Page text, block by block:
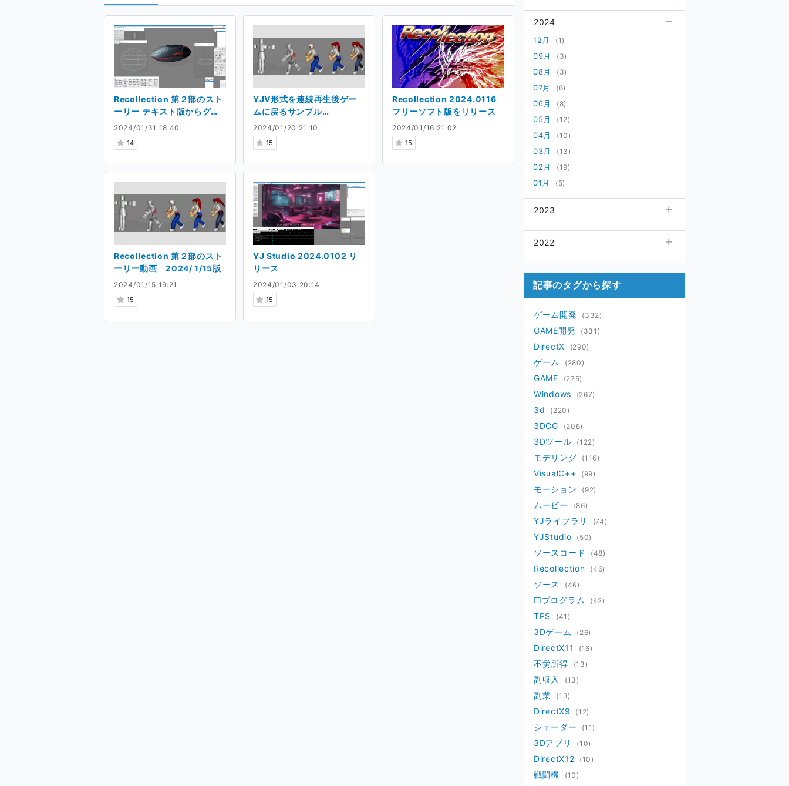
2024/01/31 18:40
14
Recollection 第２部のスト
ーリー テキスト版からグラ
フィック版に改良中です。
2024/01/20 21:10
15
YJV形式を連続再生後ゲー
ムに戻るサンプル
2024.0120 ソース付き版を
リリース
2024/01/16 21:02
15
Recollection 2024.0116
フリーソフト版をリリース
2024/01/15 19:21
15
Recollection 第２部のスト
ーリー動画 2024/ 1/15版
2024/01/03 20:14
15
YJ Studio 2024.0102 リ
リース
05月
04月 (19)
03月 (19)
02月 (8)
01月 (15)
11月 (12)
10月 (12)
09月 (14)
08月 (7)
07月 (5)
06月 (4)
05月 (7)
04月 (1)
03月 (5)
02月 (10)
01月 (12)
2024
12月 (1)
09月 (3)
08月 (3)
07月 (6)
06月 (8)
05月 (12)
04月 (10)
03月 (13)
02月 (19)
01月 (5)
2023
11月 (1)
08月
07月 (3)
2022
10月 (10)
記事のタグから探す
ゲーム開発 (332)
GAME開発 (331)
DirectX (290)
ゲーム (280)
GAME (275)
Windows (267)
3d (220)
3DCG (208)
3Dツール (122)
モデリング (116)
VisualC++ (99)
モーション (92)
ムービー (86)
YJライブラリ (74)
YJStudio (50)
ソースコード (48)
Recollection (46)
ソース (46)
□プログラム (42)
TPS (41)
3Dゲーム (26)
DirectX11 (16)
不労所得 (13)
副収入 (13)
副業 (13)
DirectX9 (12)
シェーダー (11)
3Dアプリ (10)
DirectX12 (10)
戦闘機 (10)